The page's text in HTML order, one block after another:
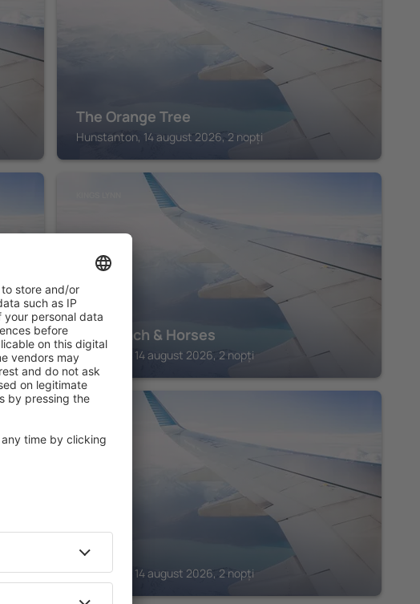
The Orange Tree
Hunstanton, 14 august 2026, 2 nopți
The Coach & Horses
Kings Lynn, 14 august 2026, 2 nopți
Hillcroft
Kings Lynn, 14 august 2026, 2 nopți